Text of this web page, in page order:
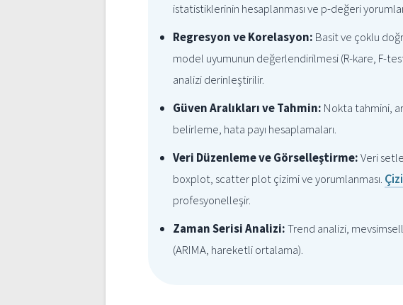
istatistiklerinin hesaplanması ve p-değeri
Regresyon ve Korelasyon: Basit ve çoklu
model uyumunun değerlendirilmesi (R-kare, F-
analizi derinleştirilir.
Güven Aralıkları ve Tahmin: Nokta tahmini,
belirleme, hata payı hesaplamaları.
Veri Düzenleme ve Görselleştirme:Veri
boxplot, scatter plot çizimi ve yorumlanması.
profesyonelleşir.
Zaman Serisi Analizi:Trend analizi,
(ARIMA, hareketli ortalama).